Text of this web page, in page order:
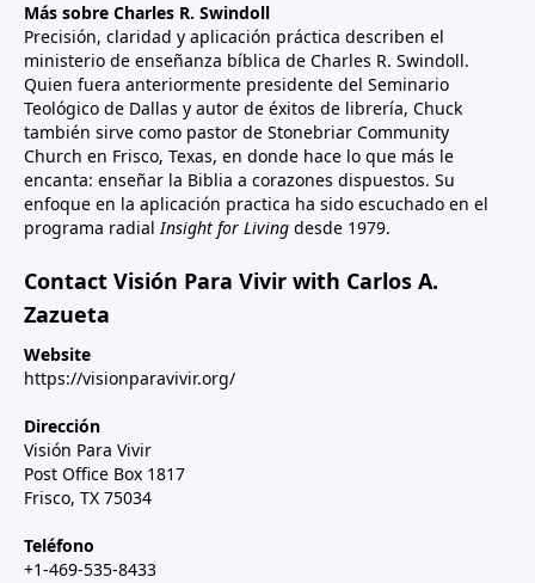
Más sobre Charles R. Swindoll
Precisión, claridad y aplicación práctica describen el
ministerio de enseñanza bíblica de Charles R. Swindoll.
Quien fuera anteriormente presidente del Seminario
Teológico de Dallas y autor de éxitos de librería, Chuck
también sirve como pastor de Stonebriar Community
Church en Frisco, Texas, en donde hace lo que más le
encanta: enseñar la Biblia a corazones dispuestos. Su
enfoque en la aplicación practica ha sido escuchado en el
programa radialInsight for Living desde 1979.
Contact Visión Para Vivir with Carlos A.
Zazueta
Website
https://visionparavivir.org/
Dirección
Visión Para Vivir
Post Office Box 1817
Frisco, TX 75034
Teléfono
+1-469-535-8433